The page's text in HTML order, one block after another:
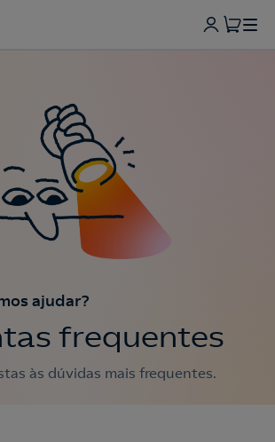
ajudar?
frequentes
às dúvidas mais frequentes.